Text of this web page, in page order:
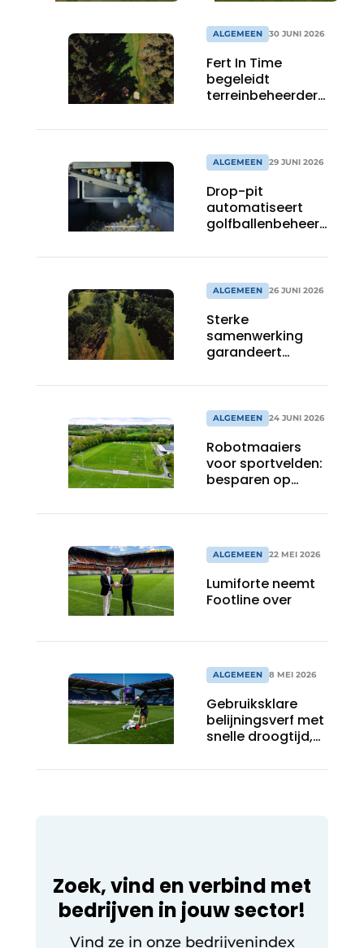
ALGEMEEN 30 JUNI 2026
Fert In Time
begeleidt
terreinbeheerders
gespecialiseerd
gezonde en
duurzame
grasmatten
ALGEMEEN 29 JUNI 2026
Drop-pit
automatiseert
golfballenbeheer
drivingrange
ALGEMEEN 26 JUNI 2026
Sterke
samenwerking
garandeert
tijdens
ALGEMEEN 24 JUNI 2026
Robotmaaiers
voor sportvelden:
besparen op
personeel
ALGEMEEN 22 MEI 2026
Lumiforte neemt
Footline over
ALGEMEEN 8 MEI 2026
Gebruiksklare
belijningsverf met
snelle droogtijd,
machines en
Zoek, vind en verbind met
bedrijven in jouw sector!
Vind ze in onze bedrijvenindex